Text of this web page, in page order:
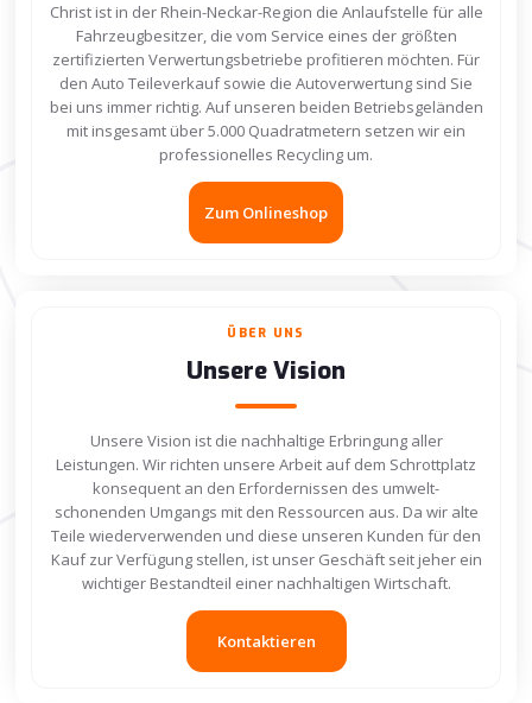
Christ ist in der Rhein-Neckar-Region die Anlaufstelle für alle
Fahrzeugbesitzer, die vom Service eines der größten
zertifizierten Verwertungsbetriebe profitieren möchten. Für
den Auto Teileverkauf sowie die Autoverwertung sind Sie
bei uns immer richtig. Auf unseren beiden Betriebsgeländen
mit insgesamt über 5.000 Quadratmetern setzen wir ein
professionelles Recycling um.
Zum Onlineshop
ÜBER UNS
Unsere Vision
Unsere Vision ist die nachhaltige Erbringung aller
Leistungen. Wir richten unsere Arbeit auf dem Schrottplatz
konsequent an den Erfordernissen des umwelt-
schonenden Umgangs mit den Ressourcen aus. Da wir alte
Teile wiederverwenden und diese unseren Kunden für den
Kauf zur Verfügung stellen, ist unser Geschäft seit jeher ein
wichtiger Bestandteil einer nachhaltigen Wirtschaft.
Kontaktieren